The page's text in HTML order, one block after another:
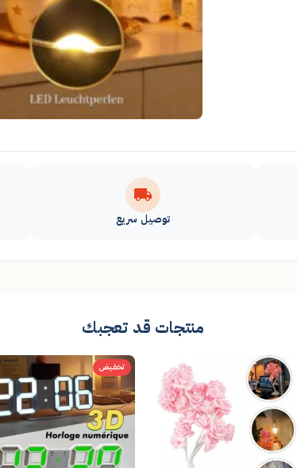
توصيل سريع
منتجات قد تعجبك
تخفيض